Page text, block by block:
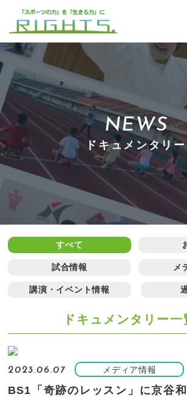
NEWS
ドキュメンタリー
すべて
試合情報 メ
講演・イベント情報
ドキュメンタリー一
2023.06.07 メディア情報
BS1「奇跡のレッスン」に京谷